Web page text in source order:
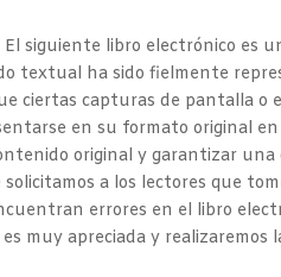
El siguiente libro electrónico es
textual ha sido fielmente
ciertas capturas de pantalla o
en su formato original
original y garantizar
a los lectores que
errores en el libro
muy apreciada y realizaremos